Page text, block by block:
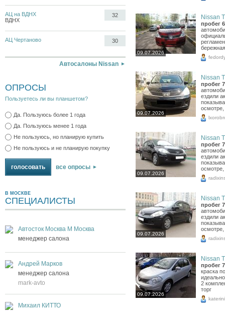
АЦ на ВДНХ
ВДНХ
32
АЦ Чертаново 30
Автосалоны Nissan
ОПРОСЫ
Пользуетесь ли вы планшетом?
Да. Пользуюсь более 1 года
Да. Пользуюсь менее 1 года
Не пользуюсь, но планирую купить
Не пользуюсь и не планирую покупку
все опросы
В МОСКВЕ
СПЕЦИАЛИСТЫ
Автосток Москва М Москва
менеджер салона
Андрей Марков
менеджер салона
mark-avto
Михаил КИТТО
09.07.2026
Nissan
пробег
09.07.2026
Nissan
пробег
ездили
09.07.2026
Nissan
пробег
ездили
09.07.2026
Nissan
пробег
ездили
09.07.2026
Nissan
пробег
краска
2
торг